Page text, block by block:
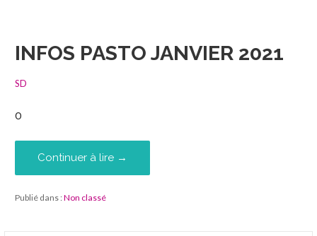
INFOS PASTO JANVIER 2021
SD
0
Continuer à lire →
Publié dans :Non classé